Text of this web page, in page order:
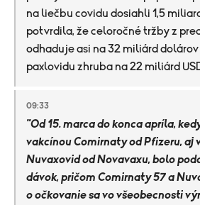
na liečbu covidu dosiahli 1,5
potvrdila, že celoročné tržby z
odhaduje asi na 32 miliárd dolárov
paxlovidu zhruba na 22 miliárd
09:33
"Od 15. marca do konca apríla,
vakcínou Comirnaty od Pfizeru, aj
Nuvaxovid od Novavaxu, bolo
dávok, pričom Comirnaty 57 a
o očkovanie sa vo všeobecnosti